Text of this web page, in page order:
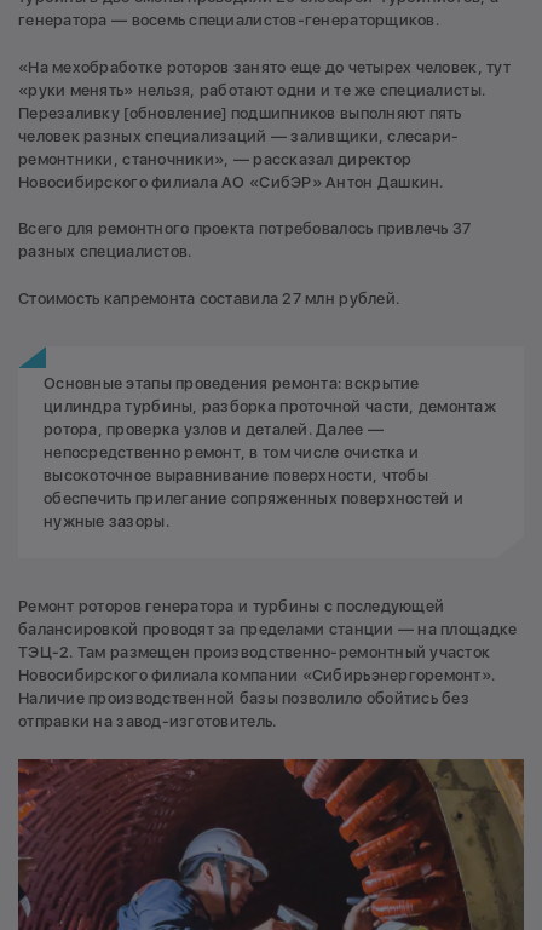
генератора — восемь специалистов-генераторщиков.
«На мехобработке роторов занято еще до четырех человек, тут
«руки менять» нельзя, работают одни и те же специалисты.
Перезаливку [обновление] подшипников выполняют пять
человек разных специализаций — заливщики, слесари-
ремонтники, станочники», — рассказал директор
Новосибирского филиала АО «СибЭР» Антон Дашкин.
Всего для ремонтного проекта потребовалось привлечь 37
разных специалистов.
Стоимость капремонта составила 27 млн рублей.
Основные этапы проведения ремонта: вскрытие
цилиндра турбины, разборка проточной части, демонтаж
ротора, проверка узлов и деталей. Далее —
непосредственно ремонт, в том числе очистка и
высокоточное выравнивание поверхности, чтобы
обеспечить прилегание сопряженных поверхностей и
нужные зазоры.
Ремонт роторов генератора и турбины с последующей
балансировкой проводят за пределами станции — на площадке
ТЭЦ-2. Там размещен производственно-ремонтный участок
Новосибирского филиала компании «Сибирьэнергоремонт».
Наличие производственной базы позволило обойтись без
отправки на завод-изготовитель.